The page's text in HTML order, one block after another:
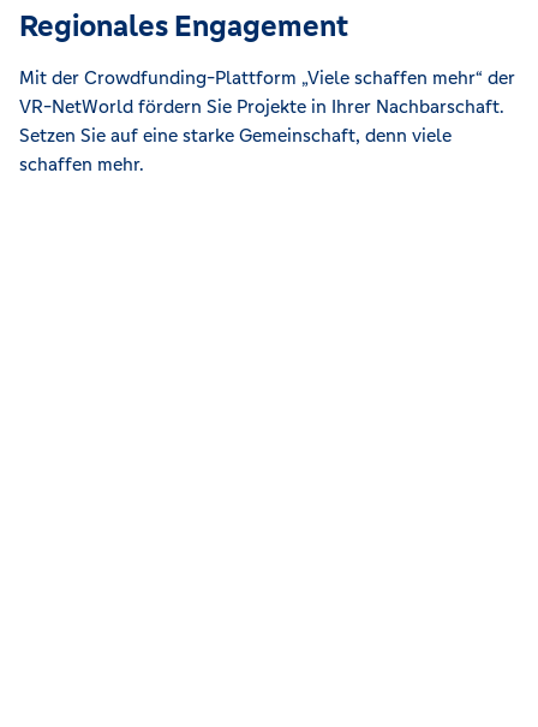
Regionales Engagement
Mit der Crowdfunding-Plattform „Viele schaffen mehr“ der
VR-NetWorld fördern Sie Projekte in Ihrer Nachbarschaft.
Setzen Sie auf eine starke Gemeinschaft, denn viele
schaffen mehr.